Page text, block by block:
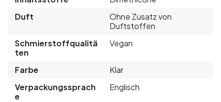
Duft
Ohne Zusatz von
Duftstoffen
Schmierstoffqualitä
ten
Vegan
Farbe
Klar
Verpackungssprach
e
Englisch